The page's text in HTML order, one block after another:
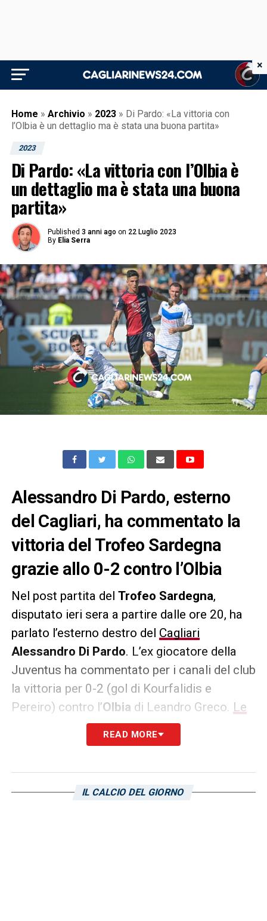
Home » Archivio » 2023 » Di Pardo: «La vittoria con
l’Olbia è un dettaglio ma è stata una buona partita»
2023
Di Pardo: «La vittoria con l’Olbia è
un dettaglio ma è stata una buona
partita»
Published 3 anni ago on 22 Luglio 2023
By Elia Serra
Alessandro Di Pardo, esterno
del Cagliari, ha commentato la
vittoria del Trofeo Sardegna
grazie allo 0-2 contro l’Olbia
Nel post partita del Trofeo Sardegna,
disputato ieri sera a partire dalle ore 20, ha
parlato l’esterno destro del Cagliari
Alessandro Di Pardo. L’ex giocatore della
Juventus ha commentato per i canali del club
la vittoria per 0-2 (gol di Kourfalidis e
Pereiro) contro l’Olbia di Leandro Greco. Le
«La vittoria con l’Olbia è un
dettaglio: le gambe erano pesanti e c’è stato
abbiamo , oltre ad aver fatto vedere cose
READ MORE
IL CALCIO DEL GIORNO
×